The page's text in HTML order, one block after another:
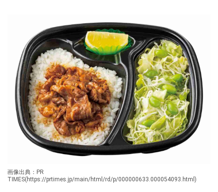
画像出典：PR
TIMES(https://prtimes.jp/main/html/rd/p/000000633.000054093.html)